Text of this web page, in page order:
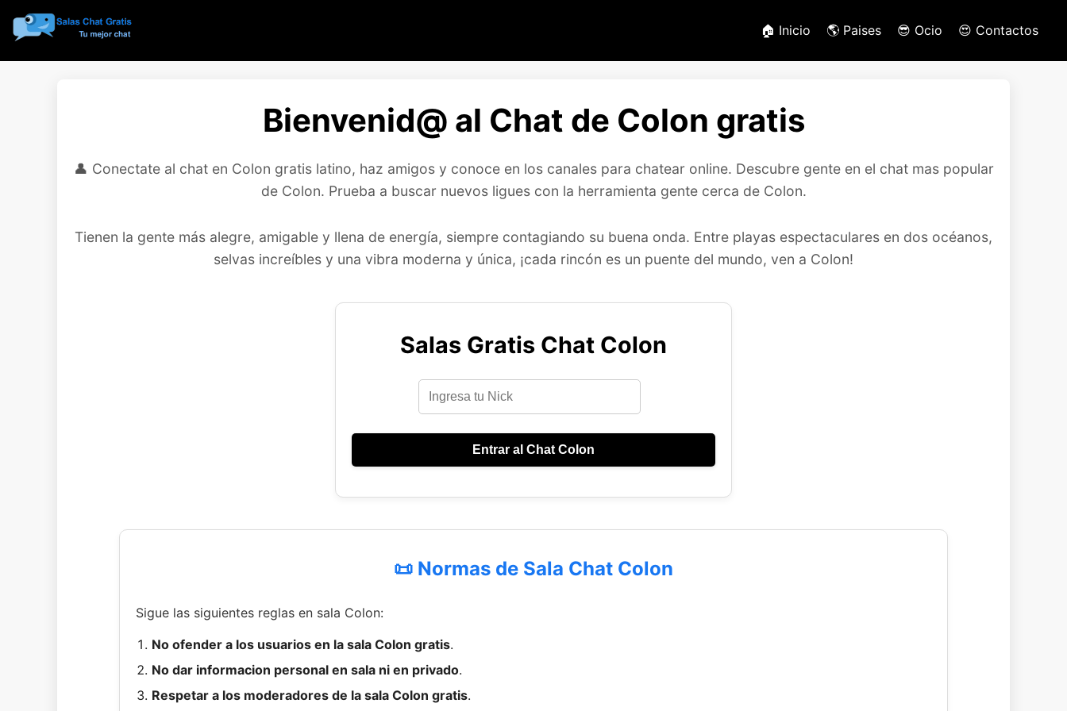
🏠 Inicio 🌎 Paises 😎 Ocio 😍 Contactos
Bienvenid@ al Chat de Colon gratis
👤 Conectate al chat en Colon gratis latino, haz amigos y conoce en los canales para chatear online. Descubre gente en el chat mas popular
de Colon. Prueba a buscar nuevos ligues con la herramienta gente cerca de Colon.
Tienen la gente más alegre, amigable y llena de energía, siempre contagiando su buena onda. Entre playas espectaculares en dos océanos,
selvas increíbles y una vibra moderna y única, ¡cada rincón es un puente del mundo, ven a Colon!
Salas Gratis Chat Colon
Entrar al Chat Colon
📜 Normas de Sala Chat Colon
Sigue las siguientes reglas en sala Colon:
No ofender a los usuarios en la sala Colon gratis.
No dar informacion personal en sala ni en privado.
Respetar a los moderadores de la sala Colon gratis.